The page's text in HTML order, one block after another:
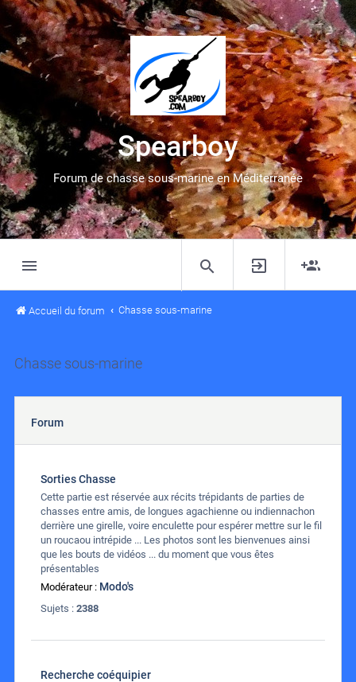
Spearboy
Forum de chasse sous-marine en Méditerranée
Accueil du forum Chasse sous-marine
Chasse sous-marine
Forum
Sorties Chasse
Cette partie est réservée aux récits trépidants de parties de
chasses entre amis, de longues agachienne ou indiennachon
derrière une girelle, voire enculette pour espérer mettre sur le fil
un roucaou intrépide ... Les photos sont les bienvenues ainsi
que les bouts de vidéos ... du moment que vous êtes
présentables
Modérateur : Modo's
Sujets : 2388
Recherche coéquipier